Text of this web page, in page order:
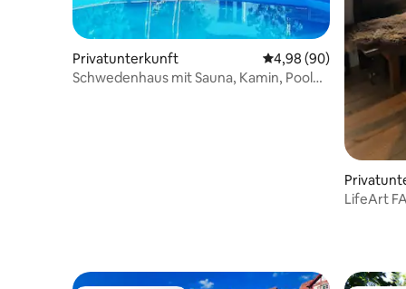
Privatunterkunft Durchschnittliche
4,98 (90)
Schwedenhaus mit Sauna, Kamin, Pool